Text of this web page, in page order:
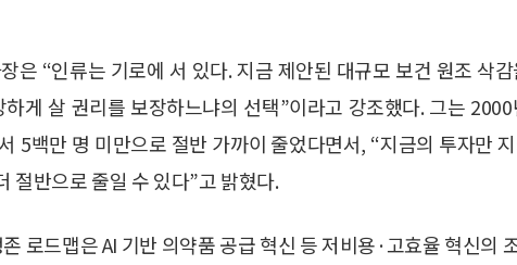
은 “인류는 기로에 서 있다. 지금 제안된 대규모 보건 원조 삭
게 살 권리를 보장하느냐의 선택”이라고 강조했다. 그는
5백만 명 미만으로 절반 가까이 줄었다면서, “지금의 투자만
절반으로 줄일 수 있다”고 밝혔다.
로드맵은 AI 기반 의약품 공급 혁신 등 저비용·고효율 혁신의